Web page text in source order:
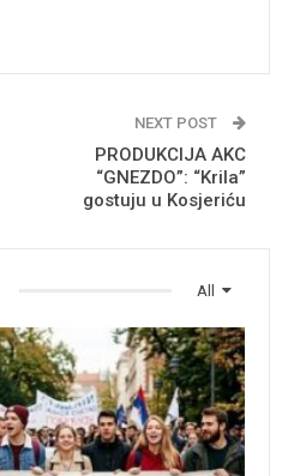
NEXT POST
PRODUKCIJA AKC
“GNEZDO”: “Krila”
gostuju u Kosjeriću
All